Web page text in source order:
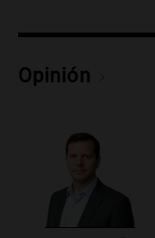
economía
Episodios
ley de
Informados al
Episodios
Audio.
en Rosario
Opinión